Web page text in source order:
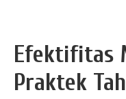
Efektifitas
Praktek